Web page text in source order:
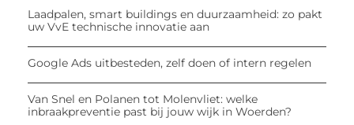
Laadpalen, smart buildings en duurzaamheid: zo pakt
uw VvE technische innovatie aan
Google Ads uitbesteden, zelf doen of intern regelen
Van Snel en Polanen tot Molenvliet: welke
inbraakpreventie past bij jouw wijk in Woerden?